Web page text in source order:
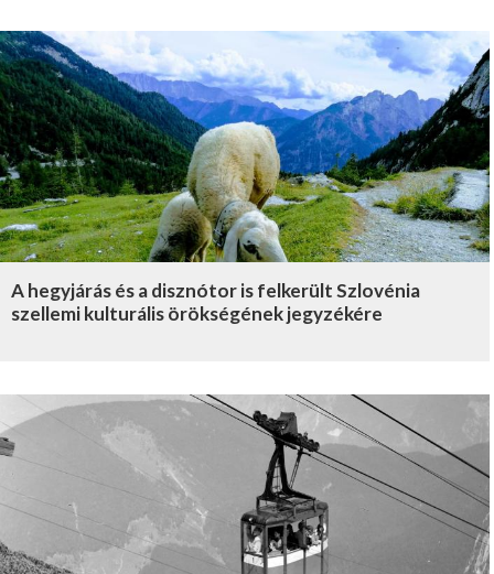
A hegyjárás és a disznótor is felkerült Szlovénia
szellemi kulturális örökségének jegyzékére